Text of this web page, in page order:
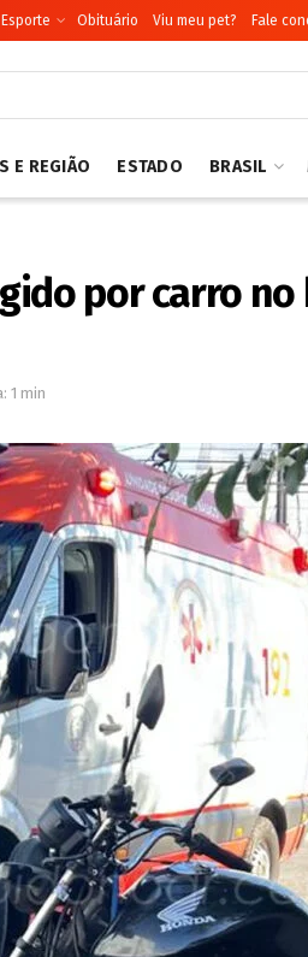
Esporte Obituário Viu meu pet? Fale
E REGIÃO ESTADO BRASIL
por carro no
1 min